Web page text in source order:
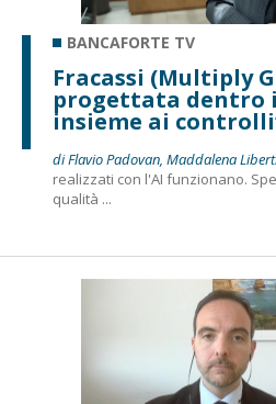
BANCAFORTE TV
Fracassi (Multiply
progettata dentro
insieme ai
di Flavio Padovan, Maddalena
realizzati con l'AI funzionano.
qualità ...